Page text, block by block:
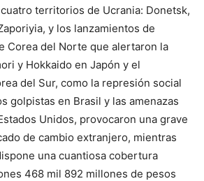
territorios de Ucrania: Donetsk,
y los lanzamientos de
Corea del Norte que alertaron la
y Hokkaido en Japón y el
del Sur, como la represión social
golpistas en Brasil y las amenazas
Unidos, provocaron una grave
de cambio extranjero, mientras
una cuantiosa cobertura
468 mil 892 millones de pesos